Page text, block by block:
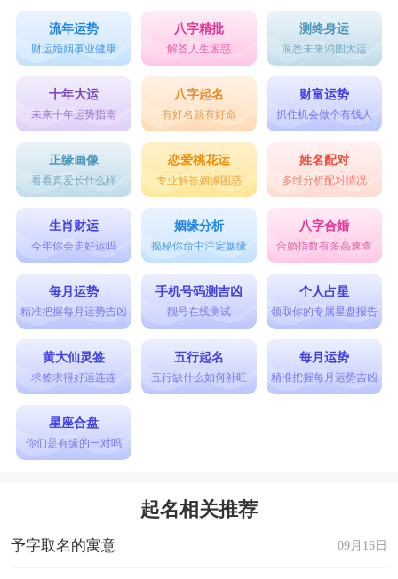
流年运势
财运婚姻事业健康
八字精批
解答人生困惑
测终身运
洞悉未来鸿图大运
十年大运
未来十年运势指南
八字起名
有好名就有好命
财富运势
抓住机会做个有钱人
正缘画像
看看真爱长什么样
恋爱桃花运
专业解答姻缘困惑
姓名配对
多维分析配对情况
生肖财运
今年你会走好运吗
姻缘分析
揭秘你命中注定姻缘
八字合婚
合婚指数有多高速查
每月运势
精准把握每月运势吉凶
手机号码测吉凶
靓号在线测试
个人占星
领取你的专属星盘报告
黄大仙灵签
求签求得好运连连
五行起名
五行缺什么如何补旺
每月运势
精准把握每月运势吉凶
星座合盘
你们是有缘的一对吗
起名相关推荐
09月16日
予字取名的寓意